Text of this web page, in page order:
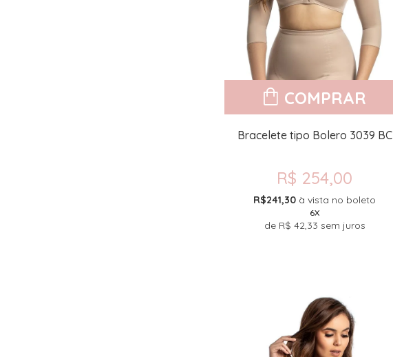
COMPRAR
Bracelete tipo Bolero 3039 BC
R$ 254,00
R$241,30 à vista no boleto
6X
de R$ 42,33 sem juros